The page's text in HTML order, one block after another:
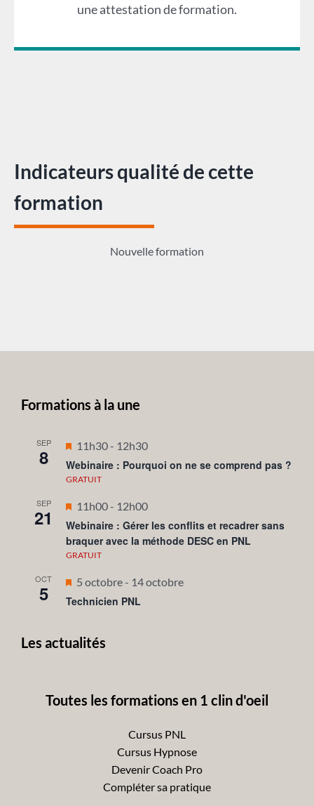
une attestation de formation.
Indicateurs qualité de cette
formation
Nouvelle formation
Formations à la une
SEP
8
Mis
en
avant
11h30- 12h30
Webinaire : Pourquoi on ne se comprend pas ?
GRATUIT
SEP
21
Mis
en
avant
11h00- 12h00
Webinaire : Gérer les conflits et recadrer sans
braquer avec la méthode DESC en PNL
GRATUIT
OCT
5
Mis
en
5 octobre- 14 octobre
Technicien PNL
Les actualités
Toutes les formations en 1 clin d'oeil
Cursus PNL
Cursus Hypnose
Devenir Coach Pro
Compléter sa pratique